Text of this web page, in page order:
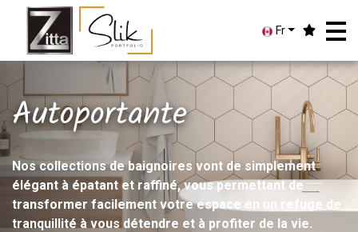
Fr
Autoportante
Nos collections de baignoires vont de simplement
élégant à épatant et raffiné, vous permettant de
transformer facilement votre espace en un refuge de
tranquillité à vous détendre et à profiter de la vie.